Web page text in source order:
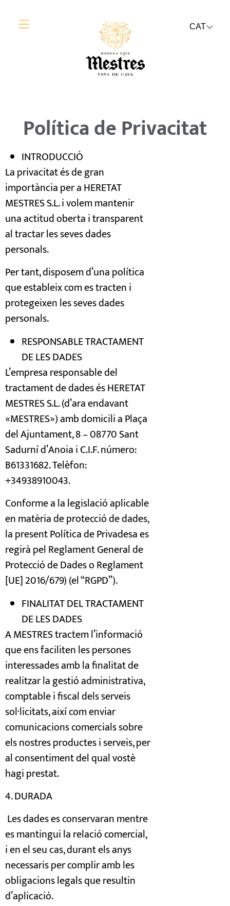
CAT
Política de Privacitat
INTRODUCCIÓ
La privacitat és de gran
importància per a HERETAT
MESTRES S.L. i volem mantenir
una actitud oberta i transparent
al tractar les seves dades
personals.
Per tant, disposem d’una política
que estableix com es tracten i
protegeixen les seves dades
personals.
RESPONSABLE TRACTAMENT
DE LES DADES
L’empresa responsable del
tractament de dades és HERETAT
MESTRES S.L. (d’ara endavant
«MESTRES») amb domicili a Plaça
del Ajuntament, 8 – 08770 Sant
Sadurní d’Anoia i C.I.F. número:
B61331682. Telèfon:
+34938910043.
Conforme a la legislació aplicable
en matèria de protecció de dades,
la present Política de Privadesa es
regirà pel Reglament General de
Protecció de Dades o Reglament
[UE] 2016/679) (el “RGPD”).
FINALITAT DEL TRACTAMENT
DE LES DADES
A MESTRES tractem l’informació
que ens faciliten les persones
interessades amb la finalitat de
realitzar la gestió administrativa,
comptable i fiscal dels serveis
sol·licitats, així com enviar
comunicacions comercials sobre
els nostres productes i serveis, per
al consentiment del qual vostè
hagi prestat.
4. DURADA
Les dades es conservaran mentre
es mantingui la relació comercial,
i en el seu cas, durant els anys
necessaris per complir amb les
obligacions legals que resultin
d’aplicació.